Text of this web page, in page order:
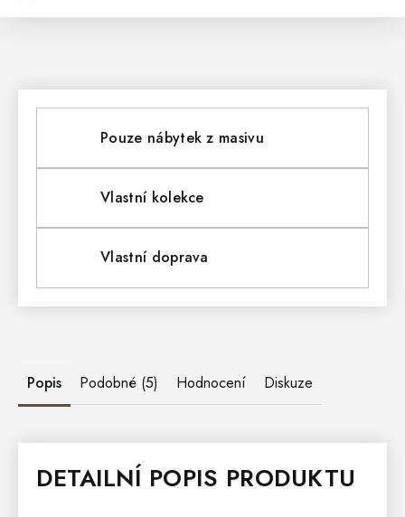
Pouze nábytek z masivu
Vlastní kolekce
Vlastní doprava
Popis Podobné (5) Hodnocení Diskuze
DETAILNÍ POPIS PRODUKTU